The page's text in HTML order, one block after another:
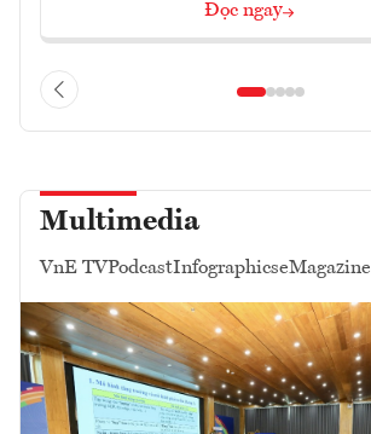
Đọc ngay
Multimedia
VnE TVPodcastInfographicseMagazine